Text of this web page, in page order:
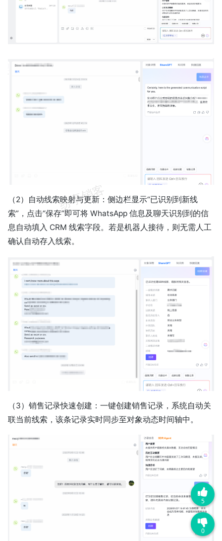
（2）自动线索映射与更新：侧边栏显示“已识别到新线
索”，点击“保存”即可将 WhatsApp 信息及聊天识别到的信
息自动填入 CRM 线索字段。若是机器人接待，则无需人工
确认自动存入线索。
（3）销售记录快速创建：一键创建销售记录，系统自动关
联当前线索，该条记录实时同步至对象动态时间轴中。
5
0